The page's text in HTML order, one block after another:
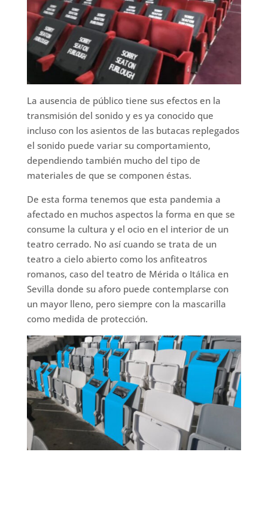
La ausencia de público tiene sus efectos en la
transmisión del sonido y es ya conocido que
incluso con los asientos de las butacas replegados
el sonido puede variar su comportamiento,
dependiendo también mucho del tipo de
materiales de que se componen éstas.
De esta forma tenemos que esta pandemia a
afectado en muchos aspectos la forma en que se
consume la cultura y el ocio en el interior de un
teatro cerrado. No así cuando se trata de un
teatro a cielo abierto como los anfiteatros
romanos, caso del teatro de Mérida o Itálica en
Sevilla donde su aforo puede contemplarse con
un mayor lleno, pero siempre con la mascarilla
como medida de protección.